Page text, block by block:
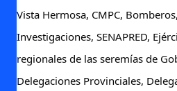
Vista Hermosa, CMPC,
Investigaciones, SENAPRED,
regionales de las seremías de
Delegaciones Provinciales,